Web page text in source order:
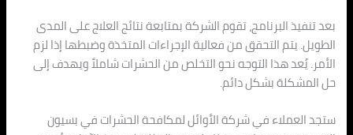
بعد تنفيذ البرنامج، تقوم الشركة بمتابعة نتائج العلاج على المدى
الطويل. يتم التحقق من فعالية الإجراءات المتخذة وضبطها إذا لزم
الأمر. يُعد هذا التوجه نحو التخلص من الحشرات شاملاً ويهدف إلى
حل المشكلة بشكل دائم.
ستجد العملاء في شركة الأوائل لمكافحة الحشرات في بسيون